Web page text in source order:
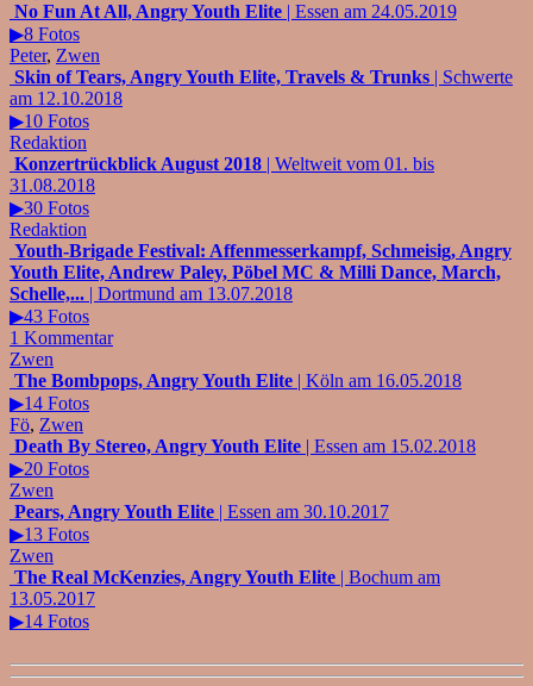
No Fun At All, Angry Youth Elite | Essen am 24.05.2019
▶8 Fotos
Peter, Zwen
Skin of Tears, Angry Youth Elite, Travels & Trunks | Schwerte
am 12.10.2018
▶10 Fotos
Redaktion
Konzertrückblick August 2018 | Weltweit vom 01. bis
31.08.2018
▶30 Fotos
Redaktion
Youth-Brigade Festival: Affenmesserkampf, Schmeisig, Angry
Youth Elite, Andrew Paley, Pöbel MC & Milli Dance, March,
Schelle,... | Dortmund am 13.07.2018
▶43 Fotos
1 Kommentar
Zwen
The Bombpops, Angry Youth Elite | Köln am 16.05.2018
▶14 Fotos
Fö, Zwen
Death By Stereo, Angry Youth Elite | Essen am 15.02.2018
▶20 Fotos
Zwen
Pears, Angry Youth Elite | Essen am 30.10.2017
▶13 Fotos
Zwen
The Real McKenzies, Angry Youth Elite | Bochum am
13.05.2017
▶14 Fotos